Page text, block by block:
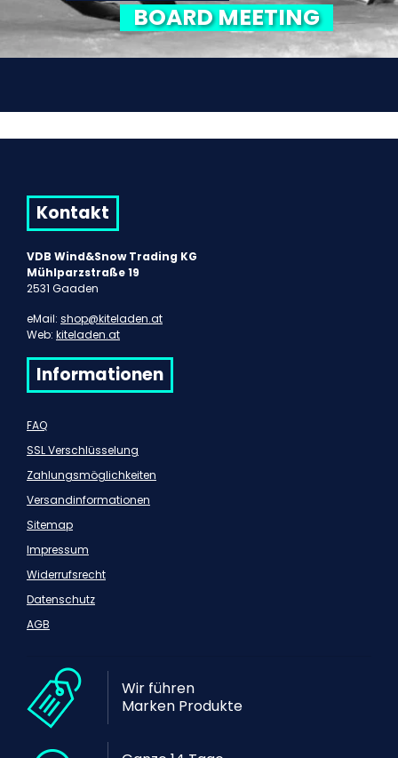
BOARD MEETING
Kontakt
VDB Wind&Snow Trading KG
Mühlparzstraße 19
2531 Gaaden
eMail: shop@kiteladen.at
Web: kiteladen.at
Informationen
FAQ
SSL Verschlüsselung
Zahlungsmöglichkeiten
Versandinformationen
Sitemap
Impressum
Widerrufsrecht
Datenschutz
AGB
Wir führen
Marken Produkte